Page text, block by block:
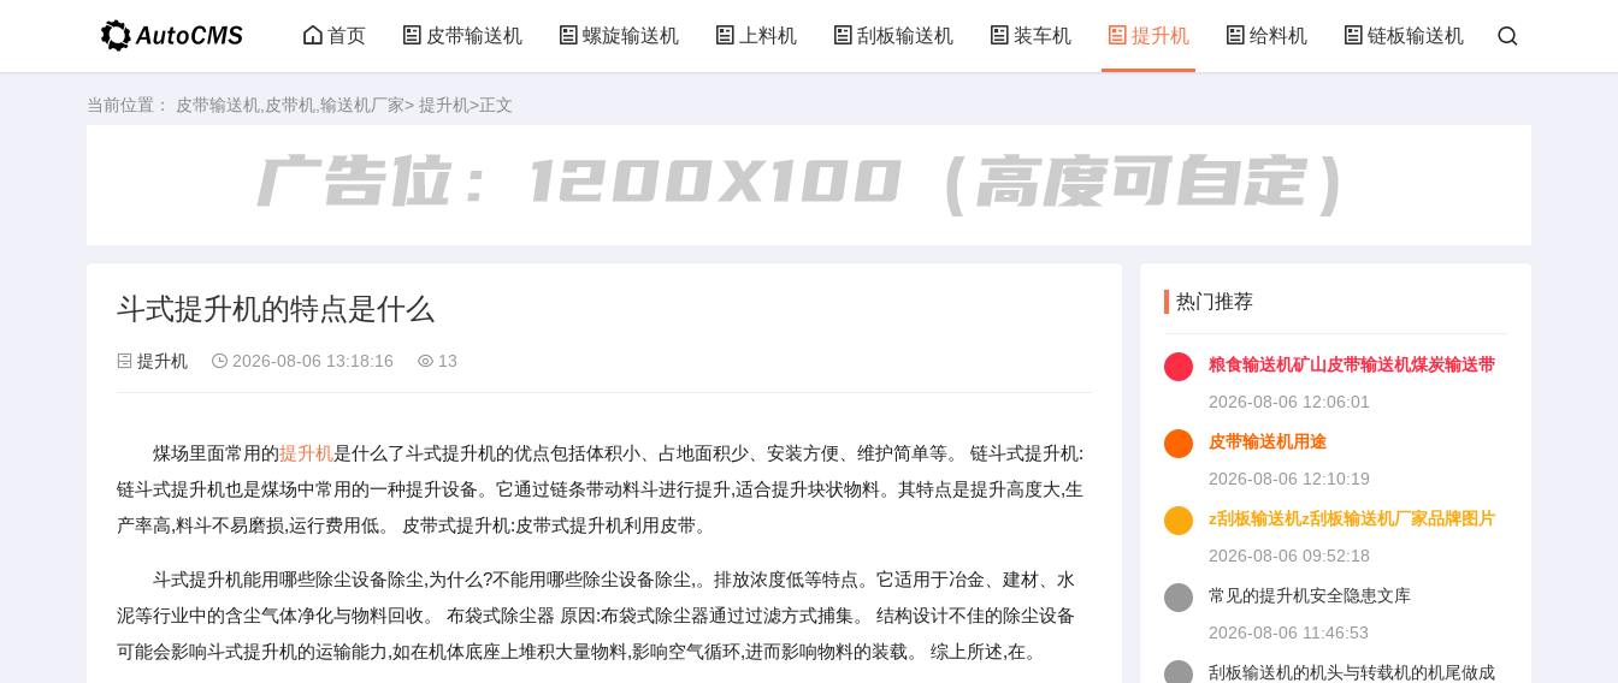
首页 皮带输送机 螺旋输送机 上料机 刮板输送机 装车机 提升机 给料机 链板输送机
当前位置： 皮带输送机,皮带机,输送机厂家> 提升机>正文
斗式提升机的特点是什么
提升机 2026-08-06 13:18:16 13
煤场里面常用的提升机是什么了斗式提升机的优点包括体积小、占地面积少、安装方便、维护简单等。 链斗式提升机:
链斗式提升机也是煤场中常用的一种提升设备。它通过链条带动料斗进行提升,适合提升块状物料。其特点是提升高度大,生
产率高,料斗不易磨损,运行费用低。 皮带式提升机:皮带式提升机利用皮带。
斗式提升机能用哪些除尘设备除尘,为什么?不能用哪些除尘设备除尘,。排放浓度低等特点。它适用于冶金、建材、水
泥等行业中的含尘气体净化与物料回收。 布袋式除尘器 原因:布袋式除尘器通过过滤方式捕集。 结构设计不佳的除尘设备
可能会影响斗式提升机的运输能力,如在机体底座上堆积大量物料,影响空气循环,进而影响物料的装载。 综上所述,在。
热门推荐
粮食输送机矿山皮带输送机煤炭输送带
2026-08-06 12:06:01
皮带输送机用途
2026-08-06 12:10:19
z刮板输送机z刮板输送机厂家品牌图片
2026-08-06 09:52:18
常见的提升机安全隐患文库
2026-08-06 11:46:53
刮板输送机的机头与转载机的机尾做成